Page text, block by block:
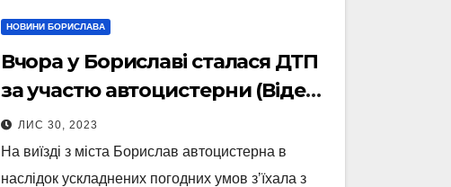
НОВИНИ БОРИСЛАВА
Вчора у Бориславі сталася ДТП
за участю автоцистерни (Відео,
Фото)
ЛИС 30, 2023
На виїзді з міста Борислав автоцистерна в
наслідок ускладнених погодних умов зʼїхала з